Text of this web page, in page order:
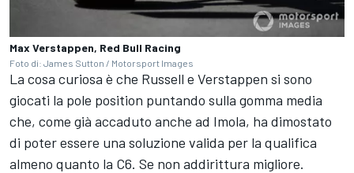
Max Verstappen, Red Bull Racing
Foto di: James Sutton / Motorsport Images
La cosa curiosa è che Russell e Verstappen si sono
giocati la pole position puntando sulla gomma media
che, come già accaduto anche ad Imola, ha dimostato
di poter essere una soluzione valida per la qualifica
almeno quanto la C6. Se non addirittura migliore.